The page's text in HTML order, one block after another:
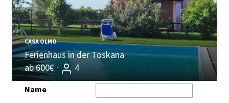
CASA OLMO
Ferienhaus in der Toskana
ab 600€ ·
4
Name